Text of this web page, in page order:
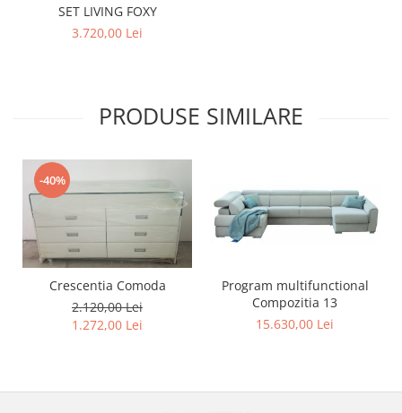
SET LIVING FOXY
3.720,00 Lei
PRODUSE SIMILARE
-40%
Crescentia Comoda
2.120,00 Lei
1.272,00 Lei
Program multifunctional
Compozitia 13
15.630,00 Lei